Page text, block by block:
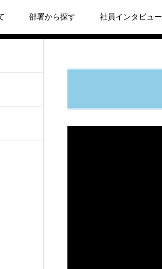
部署から探す 社員インタビュー
カジュアル面談